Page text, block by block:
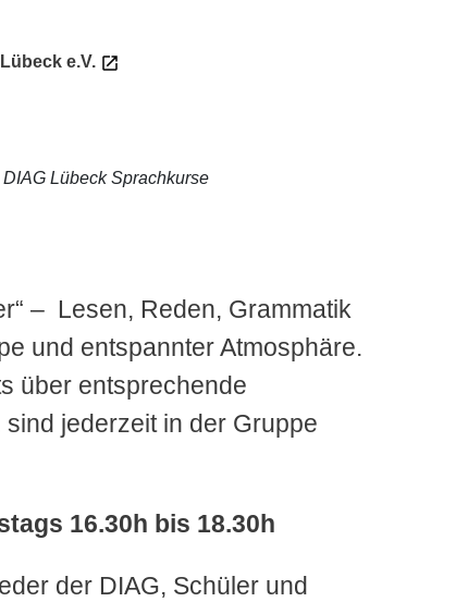
e.V.
DIAG Lübeck Sprachkurse
– Lesen, Reden, Grammatik
und entspannter Atmosphäre.
über entsprechende
jederzeit in der Gruppe
16.30h bis 18.30h
der DIAG, Schüler und